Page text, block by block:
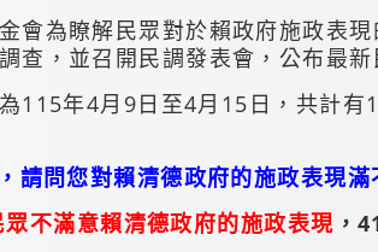
會為瞭解民眾對於賴政府施政表
查，並召開民調發表會，公布最
115年4月9日至4月15日，共計
請問您對賴清德政府的施政表現
不滿意賴清德政府的施政表現 ，